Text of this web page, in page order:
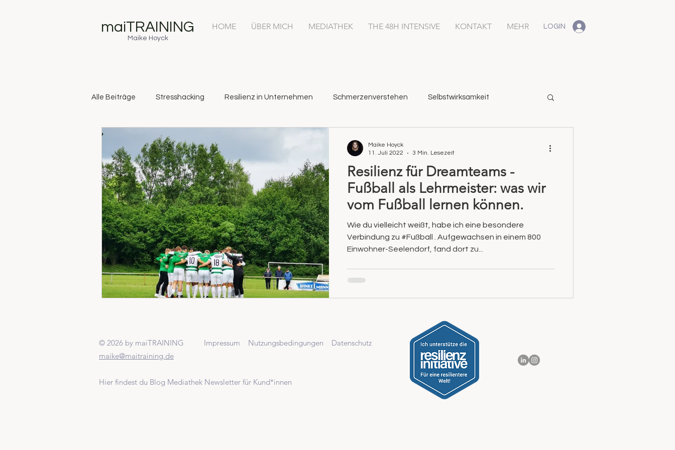
maiTRAINING
Maike Hoyck
HOME ÜBER MICH MEDIATHEK THE 48H INTENSIVE KONTAKT MEHR LOGIN
Alle Beiträge Stresshacking Resilienz in Unternehmen Schmerzenverstehen Selbstwirksamkeit
Resilienz für Dreamteams -
Fußball als Lehrmeister: was wir
vom Fußball lernen können.
Wie du vielleicht weißt, habe ich eine besondere
Verbindung zu #Fußball . Aufgewachsen in einem 800
Einwohner-Seelendorf, fand dort zu...
Maike Hoyck
11. Juli 2022
3 Min. Lesezeit
© 2026 by maiTRAINING Impressum Nutzungsbedingungen
Datenschutz
maike@maitraining.de
Hier findest du Blog Mediathek Newsletter für Kund*innen